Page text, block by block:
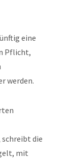
eine
Pflicht,
werden.
schreibt die
mit